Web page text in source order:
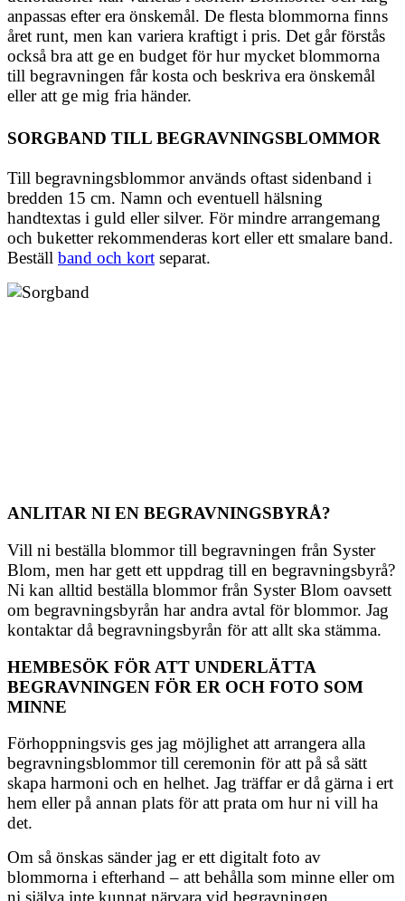
anpassas efter era önskemål. De flesta blommorna finns
året runt, men kan variera kraftigt i pris. Det går förstås
också bra att ge en budget för hur mycket blommorna
till begravningen får kosta och beskriva era önskemål
eller att ge mig fria händer.
SORGBAND TILL BEGRAVNINGSBLOMMOR
Till begravningsblommor används oftast sidenband i
bredden 15 cm. Namn och eventuell hälsning
handtextas i guld eller silver. För mindre arrangemang
och buketter rekommenderas kort eller ett smalare band.
Beställ band och kort separat.
ANLITAR NI EN BEGRAVNINGSBYRÅ?
Vill ni beställa blommor till begravningen från Syster
Blom, men har gett ett uppdrag till en begravningsbyrå?
Ni kan alltid beställa blommor från Syster Blom oavsett
om begravningsbyrån har andra avtal för blommor. Jag
kontaktar då begravningsbyrån för att allt ska stämma.
HEMBESÖK FÖR ATT UNDERLÄTTA
BEGRAVNINGEN FÖR ER OCH FOTO SOM
MINNE
Förhoppningsvis ges jag möjlighet att arrangera alla
begravningsblommor till ceremonin för att på så sätt
skapa harmoni och en helhet. Jag träffar er då gärna i ert
hem eller på annan plats för att prata om hur ni vill ha
det.
Om så önskas sänder jag er ett digitalt foto av
blommorna i efterhand – att behålla som minne eller om